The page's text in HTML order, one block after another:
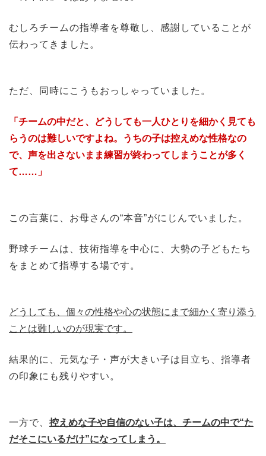
むしろチームの指導者を尊敬し、感謝していることが
伝わってきました。
ただ、同時にこうもおっしゃっていました。
「チームの中だと、どうしても一人ひとりを細かく見ても
らうのは難しいですよね。うちの子は控えめな性格なの
で、声を出さないまま練習が終わってしまうことが多く
て……」
この言葉に、お母さんの“本音”がにじんでいました。
野球チームは、技術指導を中心に、大勢の子どもたち
をまとめて指導する場です。
どうしても、個々の性格や心の状態にまで細かく寄り添う
ことは難しいのが現実です。
結果的に、元気な子・声が大きい子は目立ち、指導者
の印象にも残りやすい。
一方で、 控えめな子や自信のない子は、チームの中で“た
だそこにいるだけ”になってしまう。